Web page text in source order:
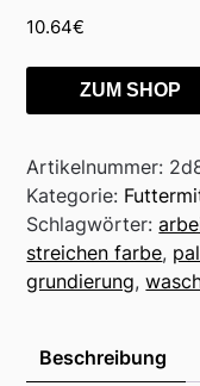
10.64€
ZUM SHOP
Artikelnummer:
Kategorie:
Schlagwörter:
streichen farbe,
grundierung,
Beschreibung